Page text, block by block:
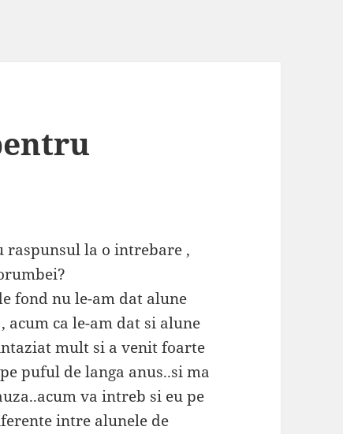
raspunsul la o intrebare ,
fond nu le-am dat alune
ca le-am dat si alune
mult si a venit foarte
puful de langa anus..si ma
va intreb si eu pe
intre alunele de